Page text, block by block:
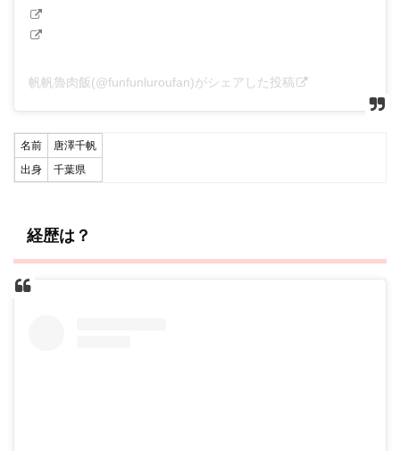
帆帆魯肉飯(@funfunluroufan)がシェアした投稿
名前
唐澤千帆
出身
千葉県
経歴は？